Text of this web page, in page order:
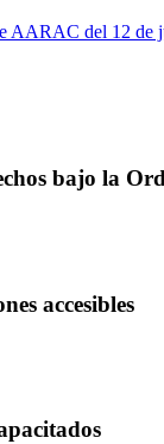
AARAC del 12 de
bajo la
accesibles